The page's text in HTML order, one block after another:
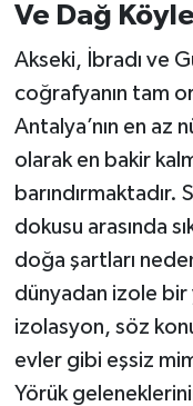
Ve Dağ
Akseki, İbradı ve
coğrafyanın tam
Antalya’nın en az
olarak en bakir
barındırmaktadır.
dokusu arasında
doğa şartları
dünyadan izole bir
izolasyon, söz
evler gibi eşsiz
Yörük